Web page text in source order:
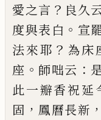
愛之言 ？ 良久
度與表白 。 宣
法來耶 ？ 為床
座 。 師咄云 ：
此一瓣香祝延
固 ， 鳳曆長新 ，